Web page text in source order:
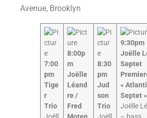
Avenue, Brooklyn
7:00
pm
Tige
r
Trio
8:00p
m
Joëlle
Léand
re /
Fred
8:30
pm
Jud
son
Trio
9:30pm
Joëlle
Septet
«
Septet »​
Joëlle